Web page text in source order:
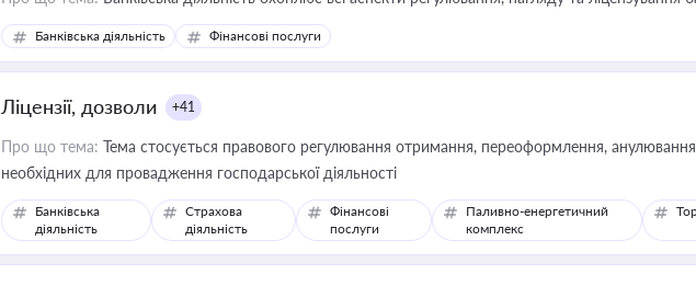
Банківська діяльність Фінансові послуги
Ліцензії, дозволи +41
Про що тема: Тема стосується правового регулювання отримання, переоформлення, анулювання
необхідних для провадження господарської діяльності
Банківська
діяльність
Страхова
діяльність
Фінансові
послуги
Паливно-енергетичний
комплекс